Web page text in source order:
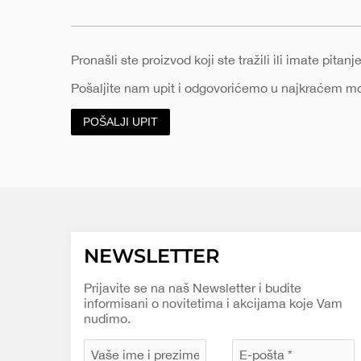
Pronašli ste proizvod koji ste tražili ili imate
Pošaljite nam upit i odgovorićemo u najkraćem
POŠALJI UPIT
NEWSLETTER
Prijavite se na naš Newsletter i budite
informisani o novitetima i akcijama koje Vam
nudimo.